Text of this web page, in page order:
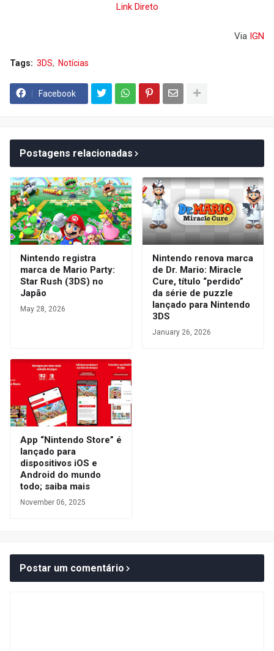
Link Direto
Via IGN
Tags: 3DS Notícias
Facebook
Postagens relacionadas
Nintendo registra
marca de Mario Party:
Star Rush (3DS) no
Japão
May 28, 2026
Nintendo renova marca
de Dr. Mario: Miracle
Cure, título “perdido”
da série de puzzle
lançado para Nintendo
3DS
January 26, 2026
App “Nintendo Store” é
lançado para
dispositivos iOS e
Android do mundo
todo; saiba mais
November 06, 2025
Postar um comentário